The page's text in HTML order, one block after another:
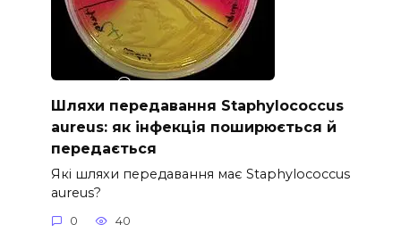
Шляхи передавання Staphylococcus
aureus: як інфекція поширюється й
передається
Які шляхи передавання має Staphylococcus
aureus?
0 40